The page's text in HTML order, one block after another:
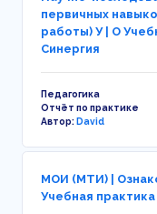
первичных
работы) У | О
Синергия
Педагогика
Отчёт по практике
Автор:David
МОИ (МТИ) |
Учебная практика